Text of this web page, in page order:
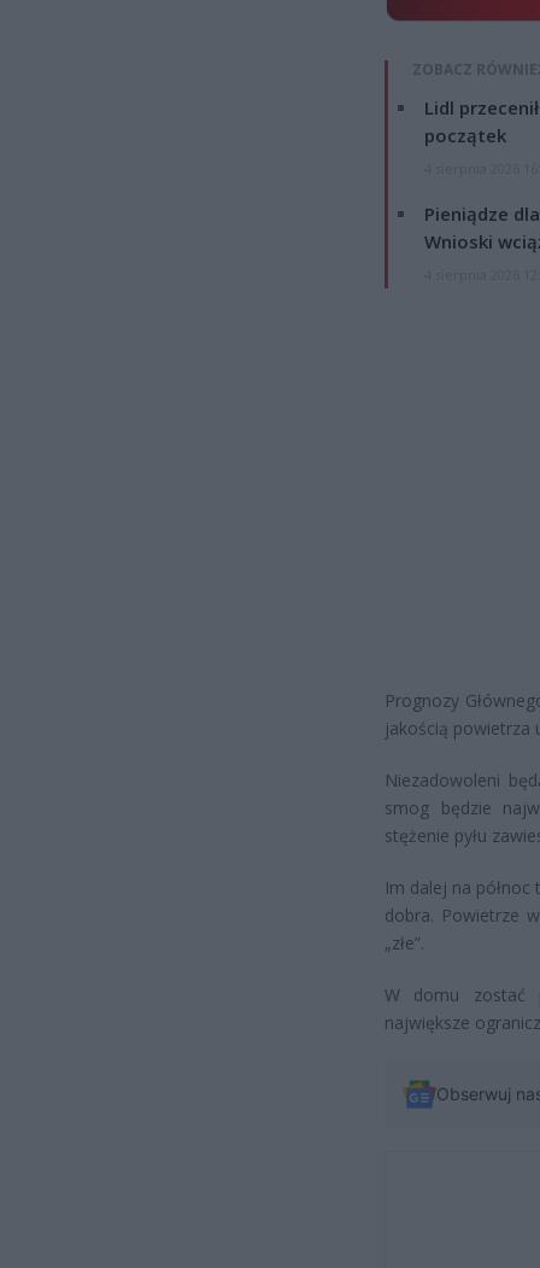
ZOBACZ
Lidl
początek
Pieniądze
Wnioski
Prognozy
jakością powietrza
Niezadowoleni
smog będzie
stężenie pyłu
Im dalej na
dobra. Powietrze
„złe”.
W domu zostać
największe
Obserwuj